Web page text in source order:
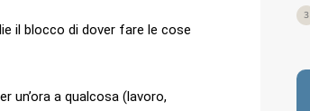
il blocco di dover fare le cose
un’ora a qualcosa (lavoro,
3